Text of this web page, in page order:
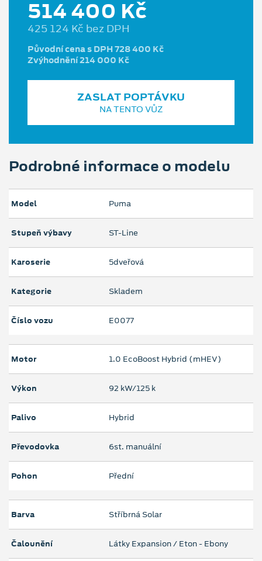
514 400 Kč
425 124 Kč bez DPH
Původní cena s DPH 728 400 Kč
Zvýhodnění 214 000 Kč
ZASLAT POPTÁVKU
NA TENTO VŮZ
Podrobné informace o modelu
Model Puma
Stupeň výbavy ST-Line
Karoserie 5dveřová
Kategorie Skladem
Číslo vozu E0077
Motor 1.0 EcoBoost Hybrid (mHEV)
Výkon 92 kW/125 k
Palivo Hybrid
Převodovka 6st. manuální
Pohon Přední
Barva Stříbrná Solar
Čalounění Látky Expansion / Eton - Ebony